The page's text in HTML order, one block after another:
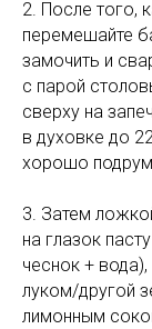
2. После того,
перемешайте
замочить и
с парой
сверху на
в духовке до
хорошо
3. Затем
на глазок
чеснок +
луком/другой
лимонным